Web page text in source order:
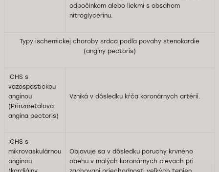
odpočinkom alebo liekmi s obsahom
nitroglycerínu.
Typy ischemickej choroby srdca podľa povahy stenokardie
(angíny pectoris)
ICHS s
vazospastickou
anginou
(Prinzmetalova
angina pectoris)
Vzniká v dôsledku kŕča koronárnych artérií.
ICHS s
mikrovaskulárnou
anginou
Objavuje sa v dôsledku poruchy krvného
obehu v malých koronárnych cievach pri